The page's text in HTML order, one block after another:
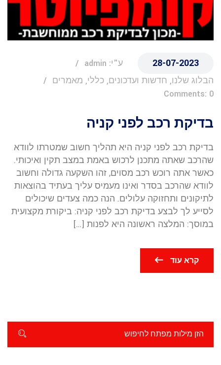
28-07-2023
ע"י: admin
הבלוג שלנו, חדשות ועדכונים, כללי, מאמרים
Comments: 0
בדיקת רכב לפני קניה
בדיקת רכב לפני קניה היא תהליך חשוב שמטרתו לוודא
שהרכב שאתה מתכנן לרכוש באמת במצב תקין ואיכותי.
כאשר אתה רוכש רכב מסוים, זהו השקעה גדולה וחשוב
לוודא שהרכב בסדר ואינו מעמיס עליך בעתיד בהוצאות
לתיקונים ותחזוקה עלולים. הנה כמה צעדים שיכולים
לסייע לך לבצע בדיקת רכב לפני קניה: ביקורת מקצועית
במוסך: המלצה ראשונה היא לפנות […]
קרא עוד